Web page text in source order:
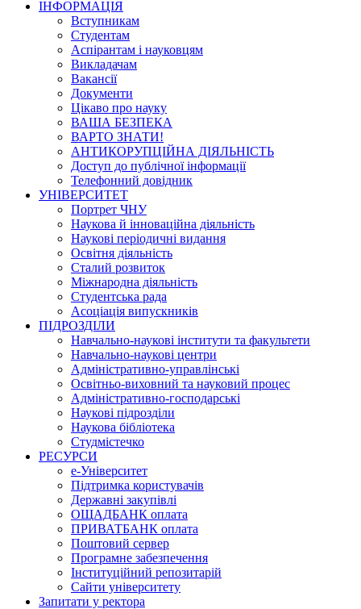
ІНФОРМАЦІЯ
Вступникам
Студентам
Аспірантам і науковцям
Викладачам
Вакансії
Документи
Цікаво про науку
ВАША БЕЗПЕКА
ВАРТО ЗНАТИ!
АНТИКОРУПЦІЙНА ДІЯЛЬНІСТЬ
Доступ до публічної інформації
Телефонний довідник
УНІВЕРСИТЕТ
Портрет ЧНУ
Наукова й інноваційна діяльність
Наукові періодичні видання
Освітня діяльність
Сталий розвиток
Міжнародна діяльність
Студентська рада
Асоціація випускників
ПІДРОЗДІЛИ
Навчально-наукові інститути та факультети
Навчально-наукові центри
Адміністративно-управлінські
Освітньо-виховний та науковий процес
Адміністративно-господарські
Наукові підрозділи
Наукова бібліотека
Студмістечко
РЕСУРСИ
е-Університет
Підтримка користувачів
Державні закупівлі
ОЩАДБАНК оплата
ПРИВАТБАНК оплата
Поштовий сервер
Програмне забезпечення
Інституційний репозитарій
Сайти університету
Запитати у ректора